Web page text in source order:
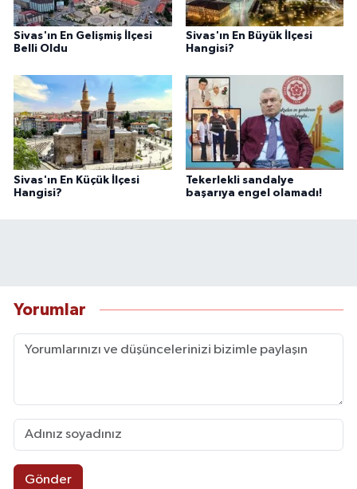
Sivas'ın En Gelişmiş İlçesi
Belli Oldu
Sivas'ın En Büyük İlçesi
Hangisi?
Sivas'ın En Küçük İlçesi
Hangisi?
Tekerlekli sandalye
başarıya engel olamadı!
Yorumlar
Gönder